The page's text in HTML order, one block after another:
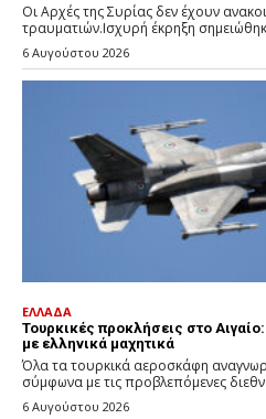
Οι Αρχές της Συρίας δεν έχουν
τραυματιών.Ισχυρή έκρηξη
6 Αυγούστου 2026
ΕΛΛΑΔΑ
Τουρκικές προκλήσεις στο
με ελληνικά μαχητικά
Όλα τα τουρκικά αεροσκάφη
σύμφωνα με τις προβλεπόμενες
6 Αυγούστου 2026